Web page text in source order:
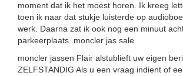
moment dat ik het moest horen. Ik kreeg
toen ik naar dat stukje luisterde op
werk. Daarna zat ik ook nog een minuut
parkeerplaats. moncler jas sale
moncler jassen Flair alstublieft uw eigen
ZELFSTANDIG Als u een vraag indient of